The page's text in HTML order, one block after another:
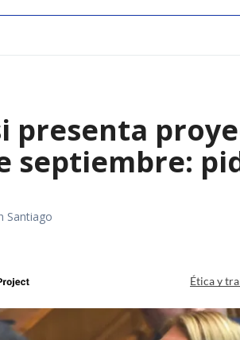
presenta
septiembre:
Santiago
Ética y